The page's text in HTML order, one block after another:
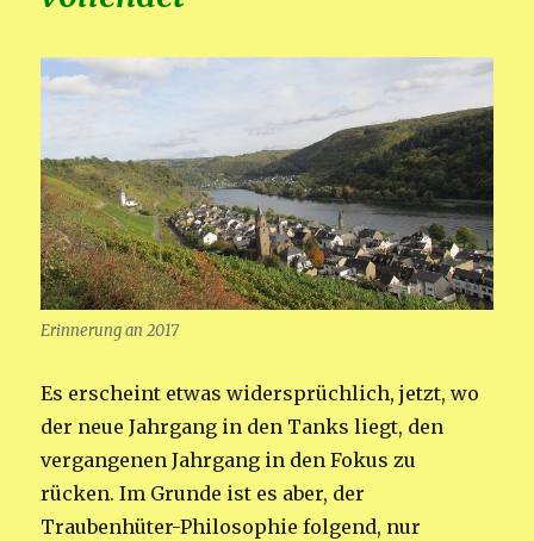
Erinnerung an 2017
Es erscheint etwas widersprüchlich, jetzt, wo
der neue Jahrgang in den Tanks liegt, den
vergangenen Jahrgang in den Fokus zu
rücken. Im Grunde ist es aber, der
Traubenhüter-Philosophie folgend, nur